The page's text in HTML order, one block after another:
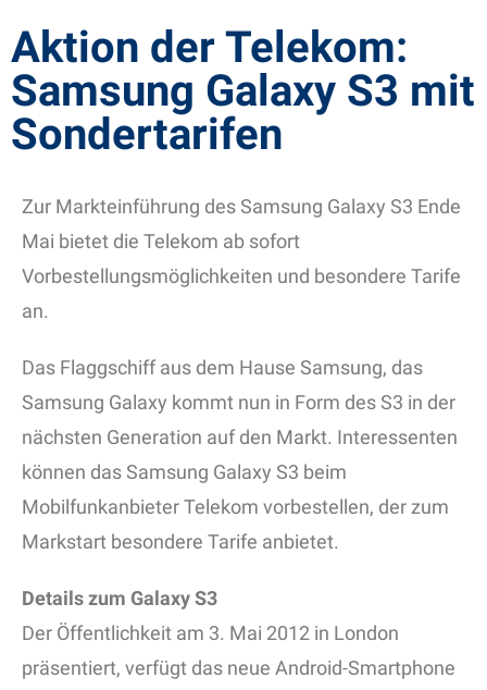
Aktion der Telekom:
Samsung Galaxy S3 mit
Sondertarifen
Zur Markteinführung des Samsung Galaxy S3 Ende
Mai bietet die Telekom ab sofort
Vorbestellungsmöglichkeiten und besondere Tarife
an.
Das Flaggschiff aus dem Hause Samsung, das
Samsung Galaxy kommt nun in Form des S3 in der
nächsten Generation auf den Markt. Interessenten
können das Samsung Galaxy S3 beim
Mobilfunkanbieter Telekom vorbestellen, der zum
Markstart besondere Tarife anbietet.
Details zum Galaxy S3
Der Öffentlichkeit am 3. Mai 2012 in London
präsentiert, verfügt das neue Android-Smartphone